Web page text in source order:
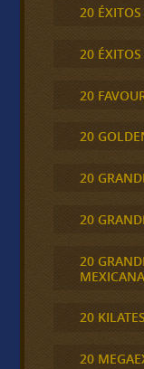
20
20
20
20
20
20
20
MEXICANA
20 KILATES
20